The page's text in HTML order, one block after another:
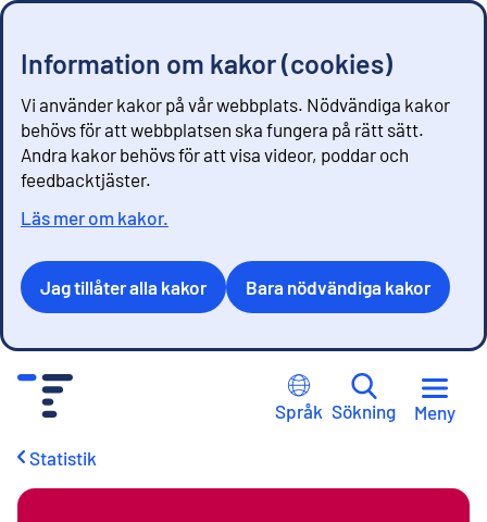
Information om kakor (cookies)
Vi använder kakor på vår webbplats. Nödvändiga kakor
behövs för att webbplatsen ska fungera på rätt sätt.
Andra kakor behövs för att visa videor, poddar och
feedbacktjäster.
Läs mer om kakor.
Jag tillåter alla kakor Bara nödvändiga kakor
Språk Sökning Meny
Statistik